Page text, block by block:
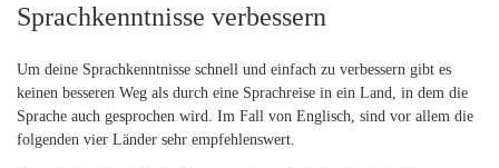
Sprachkenntnisse verbessern
Um deine Sprachkenntnisse schnell und einfach zu verbessern gibt es
keinen besseren Weg als durch eine Sprachreise in ein Land, in dem die
Sprache auch gesprochen wird. Im Fall von Englisch, sind vor allem die
folgenden vier Länder sehr empfehlenswert.